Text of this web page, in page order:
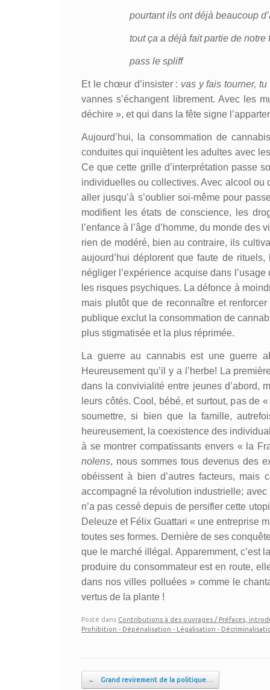
pourtant ils ont déjà beaucoup
tout ça a déjà fait partie de notre
pass le spliff
Et le chœur d’insister : vas y fais tourner, tu
vannes s’échangent librement. Avec les
déchire », et qui dans la fête signe
Aujourd’hui, la consommation de
conduites qui inquiètent les adultes avec
Ce que cette grille d’interprétation passe
individuelles ou collectives. Avec alcool ou
aller jusqu’à s’oublier soi-même pour
modifient les états de conscience, les
l’enfance à l’âge d’homme, du monde
rien de modéré, bien au contraire, ils
aujourd’hui déplorent que faute de
négliger l’expérience acquise dans
les risques psychiques. La défonce à
mais plutôt que de reconnaître et
publique exclut la consommation de
plus stigmatisée et la plus réprimée.
La guerre au cannabis est une guerre
Heureusement qu’il y a l’herbe! La
dans la convivialité entre jeunes d’abord,
leurs côtés. Cool, bébé, et surtout, pas de
soumettre, si bien que la famille,
heureusement, la coexistence des
à se montrer compatissants envers « la
nolens, nous sommes tous devenus des
obéissent à bien d’autres facteurs, mais
accompagné la révolution industrielle;
n’a pas cessé depuis de persifler cette
Deleuze et Félix Guattari « une entreprise
toutes ses formes. Dernière de ses
que le marché illégal. Apparemment, c’est
produire du consommateur est en route,
dans nos villes polluées » comme le
vertus de la plante !
Posté dans Contributions à des ouvrages / Préfaces,
Prohibition - Dépénalisation - Légalisation -
Post navigation
← Grand revirement de la politique…